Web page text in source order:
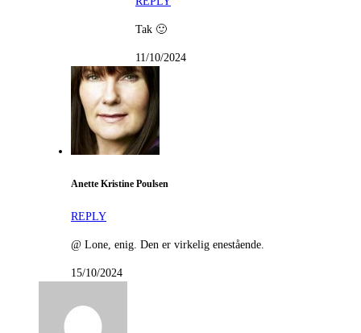
Tak 🙂
11/10/2024
Anette Kristine Poulsen
REPLY
@ Lone, enig. Den er virkelig enestående.
15/10/2024